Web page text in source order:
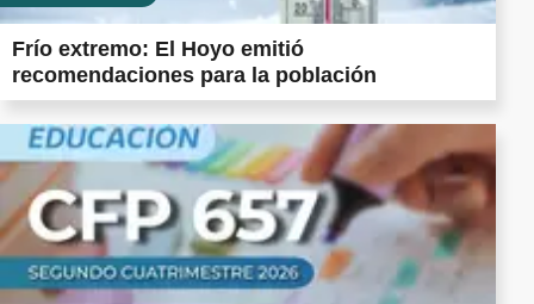
Frío extremo: El Hoyo emitió
recomendaciones para la población